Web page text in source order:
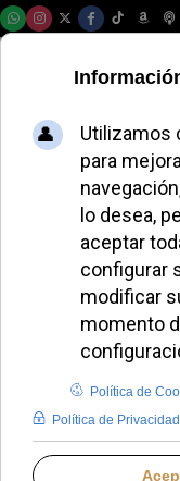
León
a
LAURA CLAVERÍA
MIÉRCOLES, 13 MAYO